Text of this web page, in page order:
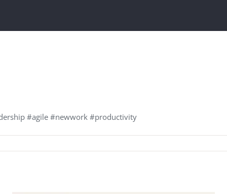
#agile #newwork #productivity